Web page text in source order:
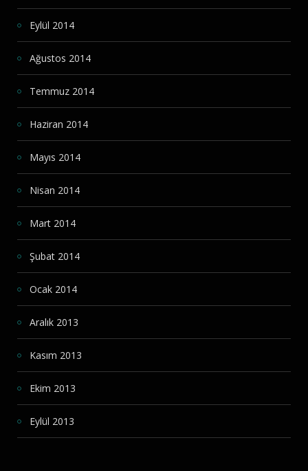
Eylül 2014
Ağustos 2014
Temmuz 2014
Haziran 2014
Mayıs 2014
Nisan 2014
Mart 2014
Şubat 2014
Ocak 2014
Aralık 2013
Kasım 2013
Ekim 2013
Eylül 2013